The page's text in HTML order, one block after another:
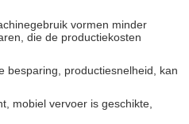
vormen minder
die de productiekosten
besparing, productiesnelheid, kan
mobiel vervoer is geschikte,